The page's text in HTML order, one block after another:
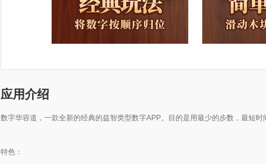
应用介绍
数字华容道，一款全新的经典的益智类型数字APP。目的是用最少的步数，最短
特色：